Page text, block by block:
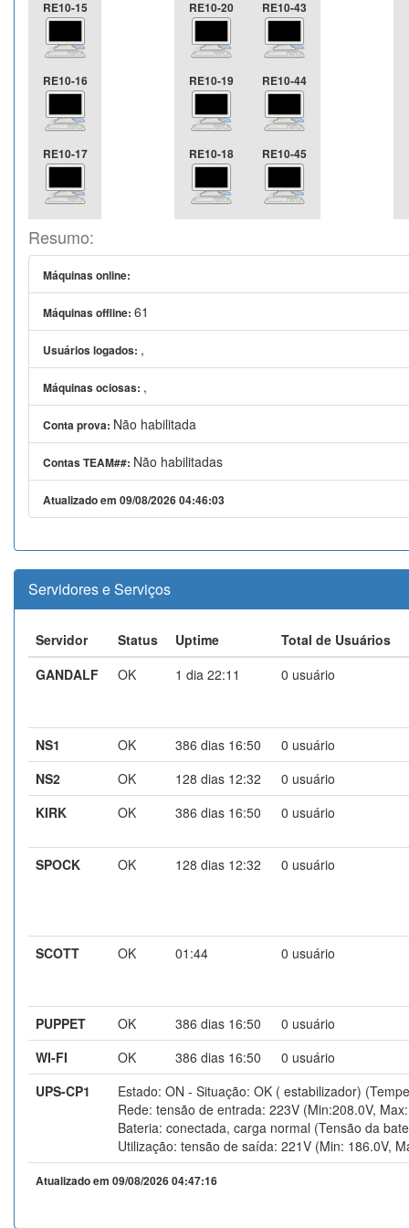
RE10-15 RE10-20 RE10-43
RE10-16 RE10-19 RE10-44
RE10-17 RE10-18 RE10-45
Resumo:
Máquinas online:
Máquinas offline: 61
Usuários logados: ,
Máquinas ociosas: ,
Conta prova: Não habilitada
Contas TEAM##: Não habilitadas
Atualizado em 09/08/2026 04:46:03
Servidores e Serviços
Servidor Status Uptime
Total de Usuários
GANDALF
OK 1 dia 22:11 0 usuário
NS1 OK 386 dias 16:50
0 usuário
NS2
OK 128 dias 12:32
0 usuário
KIRK
OK 386 dias 16:50 0 usuário
SPOCK OK 128 dias 12:32 0 usuário
SCOTT OK 01:44 0 usuário
PUPPET OK 386 dias 16:50
0 usuário
WI-FI
OK 386 dias 16:50
0 usuário
UPS-CP1
Estado: ON - Situação: OK ( estabilizador)
Rede: tensão de entrada: 223V (Min:208.0V,
Bateria: conectada, carga normal (Tensão da
Utilização: tensão de saída: 221V (Min: 186.0V,
Atualizado em 09/08/2026 04:47:16